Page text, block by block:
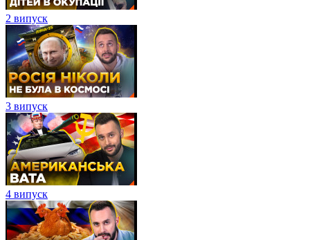
2 випуск
3 випуск
4 випуск